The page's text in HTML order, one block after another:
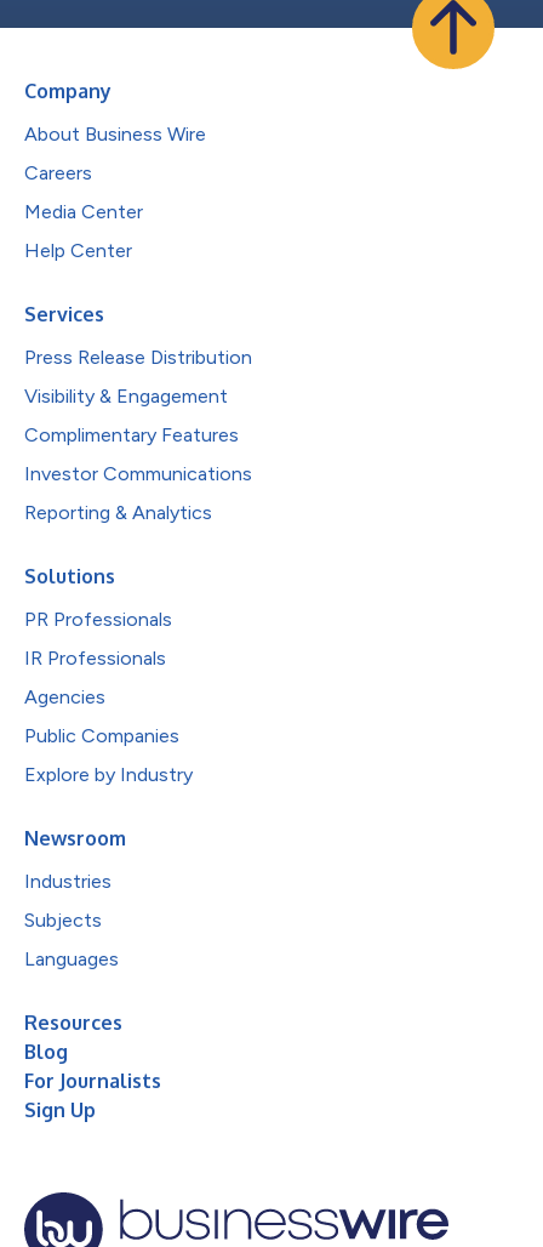
Company
About Business Wire
Careers
Media Center
Help Center
Services
Press Release Distribution
Visibility & Engagement
Complimentary Features
Investor Communications
Reporting & Analytics
Solutions
PR Professionals
IR Professionals
Agencies
Public Companies
Explore by Industry
Newsroom
Industries
Subjects
Languages
Resources
Blog
For Journalists
Sign Up